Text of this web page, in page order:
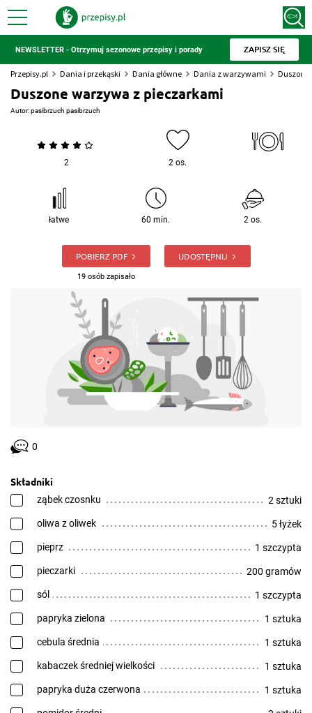
NEWSLETTER - Otrzymuj sezonowe przepisy i porady ZAPISZ SIĘ
Przepisy.pl Dania i przekąski Dania główne Dania z warzywami
Duszone warzywa z pieczarkami
Autor:pasibrzuch pasibrzuch
2 2 os.
łatwe 60 min. 2 os.
POBIERZ PDF
19 osób zapisało
UDOSTĘPNIJ
0
Składniki
ząbek czosnku 2 sztuki
oliwa z oliwek 5 łyżek
pieprz 1 szczypta
pieczarki 200 gramów
sól 1 szczypta
papryka zielona 1 sztuka
cebula średnia 1 sztuka
kabaczek średniej wielkości 1 sztuka
papryka duża czerwona 1 sztuka